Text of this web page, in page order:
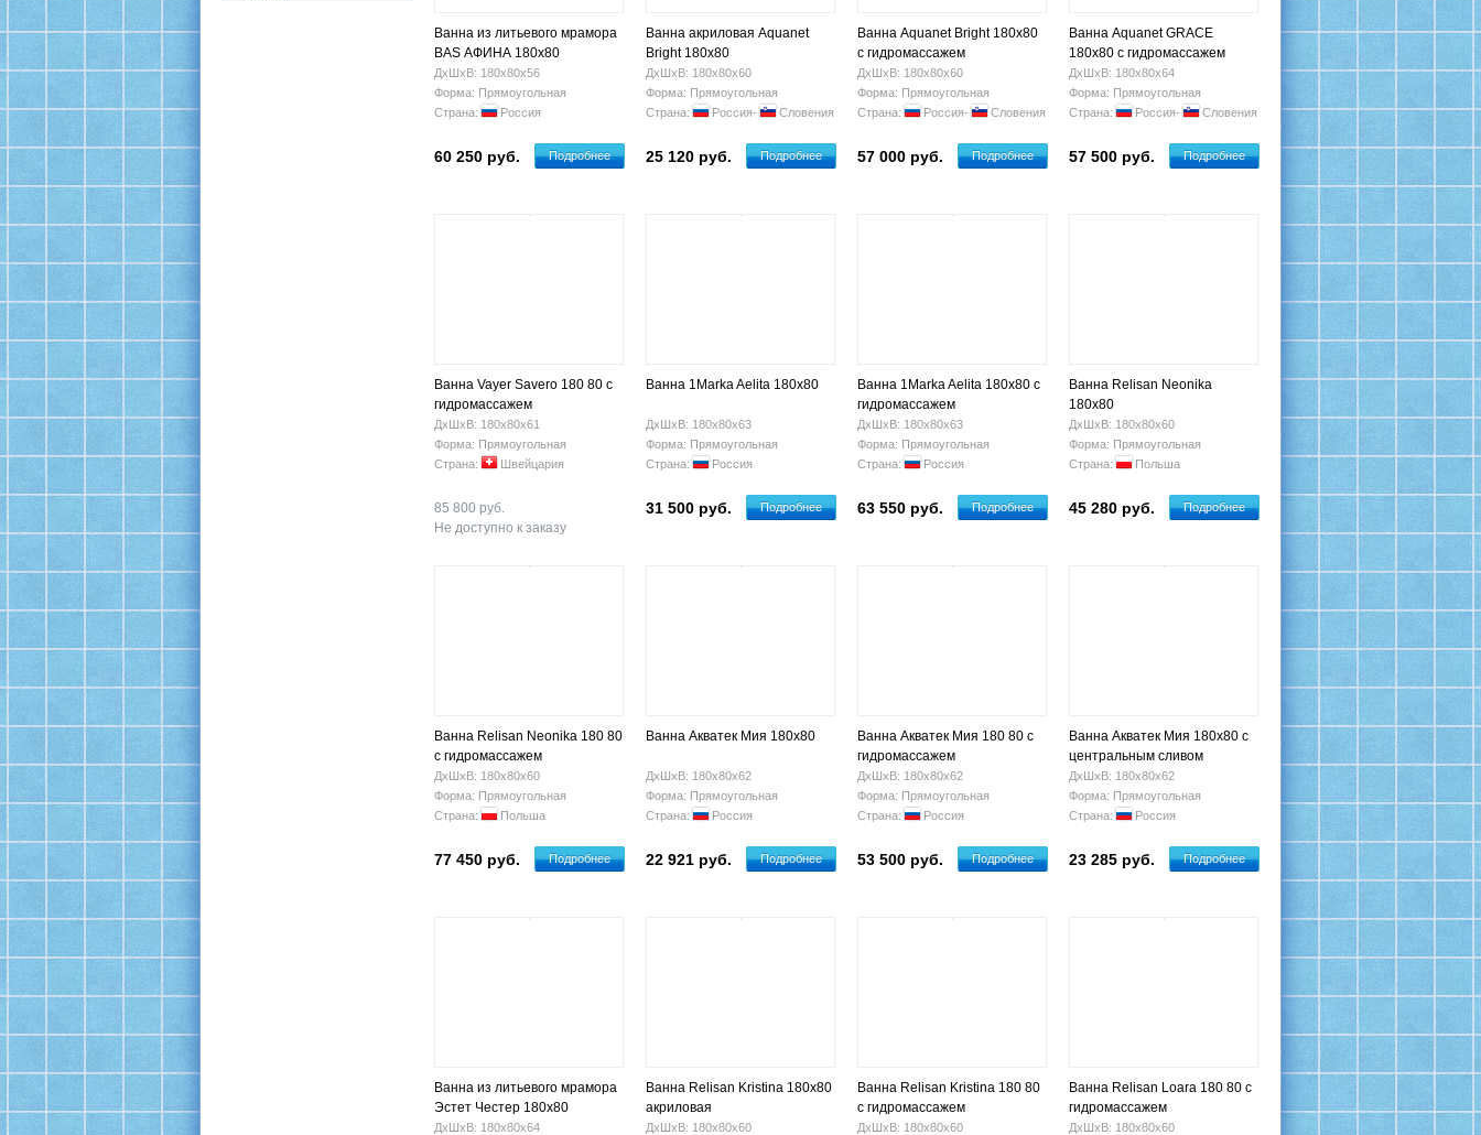
Ванна из литьевого мрамора
BAS АФИНА 180х80
ДхШхВ: 180х80х56
Форма: Прямоугольная
Страна:
Россия
60 250 руб. Подробнее
Ванна акриловая Aquanet
Bright 180х80
ДхШхВ: 180х80х60
Форма: Прямоугольная
Страна:
Россия- Словения
25 120 руб. Подробнее
Ванна Aquanet Bright 180x80
с гидромассажем
ДхШхВ: 180х80х60
Форма: Прямоугольная
Страна:
Россия- Словения
57 000 руб. Подробнее
Ванна Aquanet GRACE
180x80 с гидромассажем
ДхШхВ: 180х80х64
Форма: Прямоугольная
Страна:
Россия- Словения
57 500 руб. Подробнее
Ванна Vayer Savero 180 80 с
гидромассажем
ДхШхВ: 180х80х61
Форма: Прямоугольная
Страна:
Швейцария
85 800 руб.
Не доступно к заказу
Ванна 1Marka Aelita 180x80
ДхШхВ: 180х80х63
Форма: Прямоугольная
Страна:
Россия
31 500 руб. Подробнее
Ванна 1Marka Aelita 180х80 с
гидромассажем
ДхШхВ: 180х80х63
Форма: Прямоугольная
Страна:
Россия
63 550 руб. Подробнее
Ванна Relisan Neonika
180x80
ДхШхВ: 180х80х60
Форма: Прямоугольная
Страна:
Польша
45 280 руб. Подробнее
Ванна Relisan Neonika 180 80
с гидромассажем
ДхШхВ: 180х80х60
Форма: Прямоугольная
Страна:
Польша
77 450 руб. Подробнее
Ванна Акватек Мия 180х80
ДхШхВ: 180х80х62
Форма: Прямоугольная
Страна:
Россия
22 921 руб. Подробнее
Ванна Акватек Мия 180 80 с
гидромассажем
ДхШхВ: 180х80х62
Форма: Прямоугольная
Страна:
Россия
53 500 руб. Подробнее
Ванна Акватек Мия 180х80 с
центральным сливом
ДхШхВ: 180х80х62
Форма: Прямоугольная
Страна:
Россия
23 285 руб. Подробнее
Ванна из литьевого мрамора
Эстет Честер 180х80
ДхШхВ: 180х80х64
Ванна Relisan Kristina 180x80
акриловая
ДхШхВ: 180х80х60
Ванна Relisan Kristina 180 80
с гидромассажем
ДхШхВ: 180х80х60
Ванна Relisan Loara 180 80 с
гидромассажем
ДхШхВ: 180х80х60